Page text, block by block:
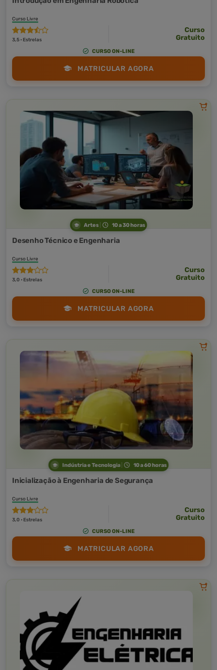
Curso Livre
3,5 · Estrelas
Curso
Gratuito
CURSO ON-LINE
MATRICULAR AGORA
Artes 10 a 30 horas
Desenho Técnico e Engenharia
Curso Livre
3,0 · Estrelas
Curso
Gratuito
CURSO ON-LINE
MATRICULAR AGORA
Indústria e Tecnologia 10 a 60 horas
Inicialização à Engenharia de Segurança
Curso Livre
3,0 · Estrelas
Curso
Gratuito
CURSO ON-LINE
MATRICULAR AGORA